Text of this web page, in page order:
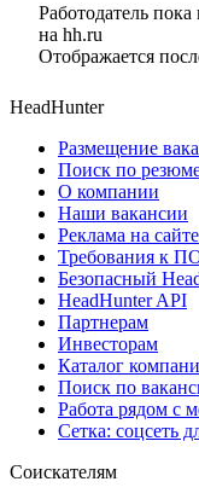
Работодатель
на hh.ru
Отображается
HeadHunter
Размещение
Поиск по
О компании
Наши вакансии
Реклама на сайте
Требования к
Безопасный
HeadHunter API
Партнерам
Инвесторам
Каталог
Поиск по
Работа рядом с
Сетка: соцсеть
Соискателям